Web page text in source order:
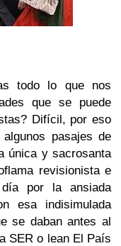
todo lo que nos
que se puede
Difícil, por eso
pasajes de
única y sacrosanta
revisionista e
por la ansiada
esa indisimulada
se daban antes al
SER o lean El País